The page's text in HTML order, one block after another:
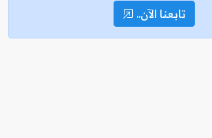
تابعنا الآن..